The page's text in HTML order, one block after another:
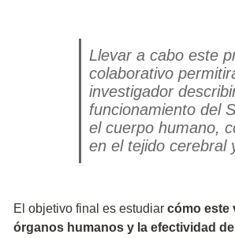
Llevar a cabo este
colaborativo
investigador
funcionamiento del
el cuerpo humano,
en el tejido cerebral
El objetivo final es estudiar cómo este
órganos humanos y la efectividad